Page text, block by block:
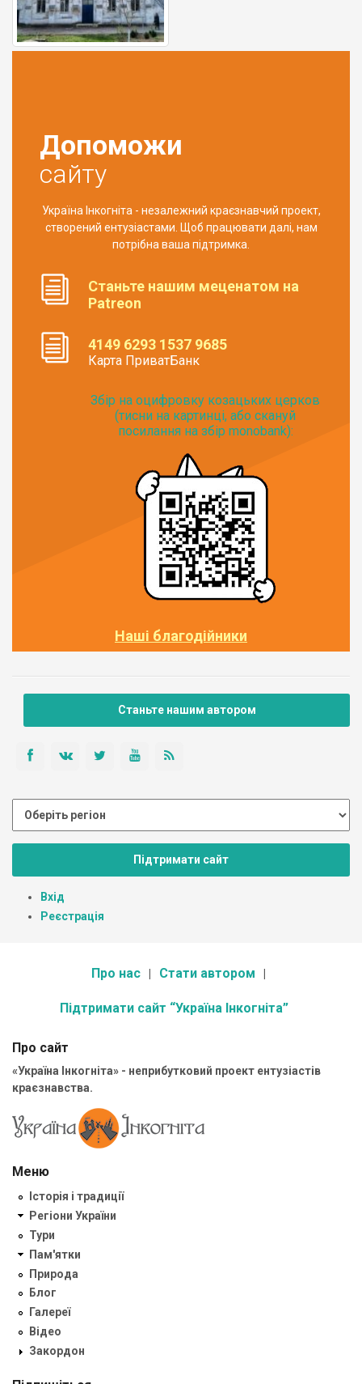
Допоможи
сайту
Україна Інкогніта - незалежний краєзнавчий проект,
створений ентузіастами. Щоб працювати далі, нам
потрібна ваша підтримка.
Станьте нашим меценатом на
Patreon
4149 6293 1537 9685
Карта ПриватБанк
Збір на оцифровку козацьких церков
(тисни на картинці, або скануй
посилання на збір monobank):
Наші благодійники
Станьте нашим автором
Підтримати сайт
Вхід
Реєстрація
Про нас Стати автором
Підтримати сайт “Україна Інкогніта”
Про сайт
«Україна Інкогніта» - неприбутковий проект ентузіастів
краєзнавства.
Меню
Історія і традиції
Регіони України
Тури
Пам'ятки
Природа
Блог
Галереї
Відео
Закордон